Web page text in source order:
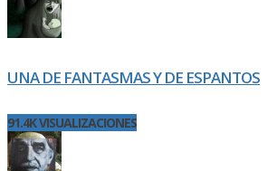
UNA DE FANTASMAS Y DE ESPANTOS
91.4K VISUALIZACIONES